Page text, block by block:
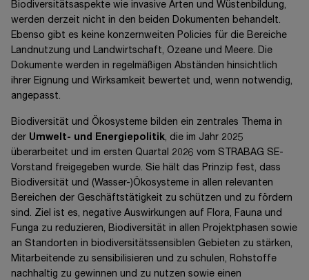
Biodiversitätsaspekte wie invasive Arten und Wüstenbildung,
werden derzeit nicht in den beiden Dokumenten behandelt.
Ebenso gibt es keine konzernweiten Policies für die Bereiche
Landnutzung und Landwirtschaft, Ozeane und Meere. Die
Dokumente werden in regelmäßigen Abständen hinsichtlich
ihrer Eignung und Wirksamkeit bewertet und, wenn notwendig,
angepasst.
Biodiversität und Ökosysteme bilden ein zentrales Thema in
der Umwelt- und Energiepolitik, die im Jahr 2025
überarbeitet und im ersten Quartal 2026 vom STRABAG SE-
Vorstand freigegeben wurde. Sie hält das Prinzip fest, dass
Biodiversität und (Wasser-)Ökosysteme in allen relevanten
Bereichen der Geschäftstätigkeit zu schützen und zu fördern
sind. Ziel ist es, negative Auswirkungen auf Flora, Fauna und
Funga zu reduzieren, Biodiversität in allen Projektphasen sowie
an Standorten in biodiversitätssensiblen Gebieten zu stärken,
Mitarbeitende zu sensibilisieren und zu schulen, Rohstoffe
nachhaltig zu gewinnen und zu nutzen sowie einen